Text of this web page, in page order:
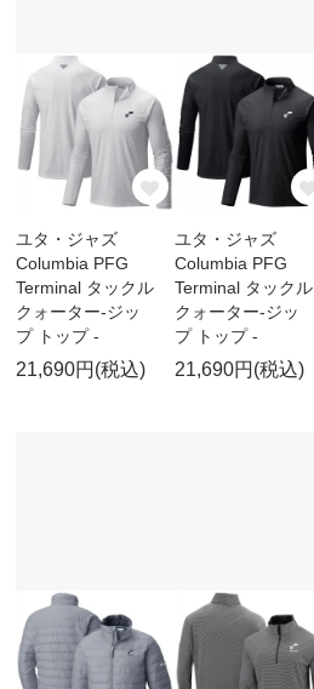
ユタ・ジャズ
Columbia PFG
Terminal タックル
クォーター-ジッ
プ トップ -
21,690円(税込)
ユタ・ジャズ
Columbia PFG
Terminal タックル
クォーター-ジッ
プ トップ -
21,690円(税込)